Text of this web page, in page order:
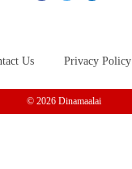
Us Privacy Policy
© 2026 Dinamaalai